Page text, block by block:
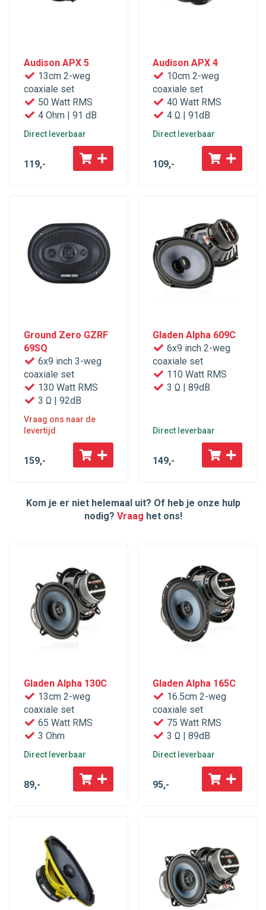
Audison APX 5
13cm 2-weg
coaxiale set
50 Watt RMS
4 Ohm | 91 dB
Direct leverbaar
119,-
Audison APX 4
10cm 2-weg
coaxiale set
40 Watt RMS
4 Ω | 91dB
Direct leverbaar
109,-
Ground Zero GZRF
69SQ
6x9 inch 3-weg
coaxiale set
130 Watt RMS
3 Ω | 92dB
Vraag ons naar de
levertijd
159,-
Gladen Alpha 609C
6x9 inch 2-weg
coaxiale set
110 Watt RMS
3 Ω | 89dB
Direct leverbaar
149,-
Kom je er niet helemaal uit? Of heb je onze hulp
nodig? Vraag het ons!
Gladen Alpha 130C
13cm 2-weg
coaxiale set
65 Watt RMS
3 Ohm
Direct leverbaar
89,-
Gladen Alpha 165C
16.5cm 2-weg
coaxiale set
75 Watt RMS
3 Ω | 89dB
Direct leverbaar
95,-